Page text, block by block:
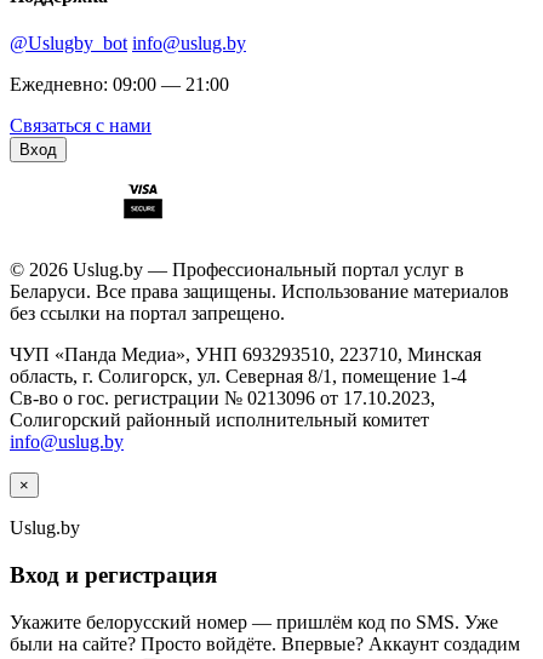
@Uslugby_bot info@uslug.by
Ежедневно: 09:00 — 21:00
Связаться с нами
Вход
© 2026 Uslug.by — Профессиональный портал услуг в
Беларуси. Все права защищены. Использование материалов
без ссылки на портал запрещено.
ЧУП «Панда Медиа», УНП 693293510, 223710, Минская
область, г. Солигорск, ул. Северная 8/1, помещение 1-4
Св-во о гос. регистрации № 0213096 от 17.10.2023,
Солигорский районный исполнительный комитет
info@uslug.by
×
Uslug.by
Вход и регистрация
Укажите белорусский номер — пришлём код по SMS. Уже
были на сайте? Просто войдёте. Впервые? Аккаунт создадим